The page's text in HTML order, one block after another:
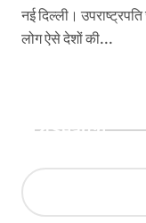
नई दिल्ली। उपराष्ट्रपति जगदीप धनखड़ ने शनिवार को कहा कि भारतीय
लोग ऐसे देशों की...
Search